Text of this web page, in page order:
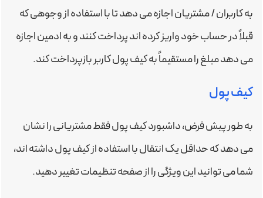
به کاربران / مشتریان اجازه می دهد تا با استفاده از وجوهی که
قبلاً در حساب خود واریز کرده اند پرداخت کنند و به ادمین اجازه
می دهد مبلغ را مستقیماً به کیف پول کاربر بازپرداخت کند.
کیف پول
به طور پیش فرض، داشبورد کیف پول فقط مشتریانی را نشان
می دهد که حداقل یک انتقال با استفاده از کیف پول داشته اند،
شما می توانید این ویژگی را از صفحه تنظیمات تغییر دهید.